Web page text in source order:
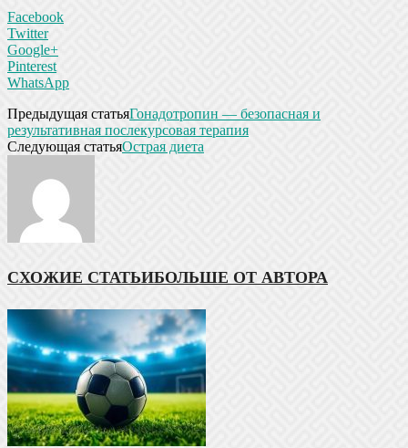
Facebook
Twitter
Google+
Pinterest
WhatsApp
Предыдущая статьяГонадотропин — безопасная и
результативная послекурсовая терапия
Следующая статьяОстрая диета
СХОЖИЕ СТАТЬИБОЛЬШЕ ОТ АВТОРА